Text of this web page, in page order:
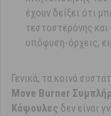
έχουν δείξει ότι
τεστοστερόνης
υπόφυση-όρχεις,
Γενικά, τα κοινά
Move Burner
Κάψουλες δεν είναι